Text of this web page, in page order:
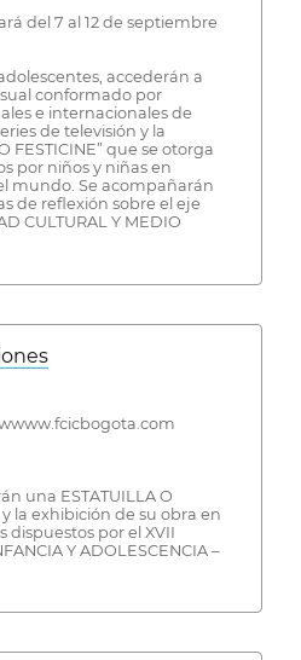
del 7 al 12 de septiembre
accederán a
conformado por
e internacionales de
de televisión y la
FESTICINE” que se otorga
por niños y niñas en
mundo. Se acompañarán
de reflexión sobre el eje
CULTURAL Y MEDIO
wwww.fcicbogota.com
una ESTATUILLA O
y la exhibición de su obra en
dispuestos por el XVII
Y ADOLESCENCIA –